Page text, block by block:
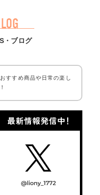
・ブログ
すすめ商品や日常の楽し